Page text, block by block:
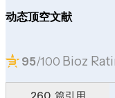
动态顶空文献